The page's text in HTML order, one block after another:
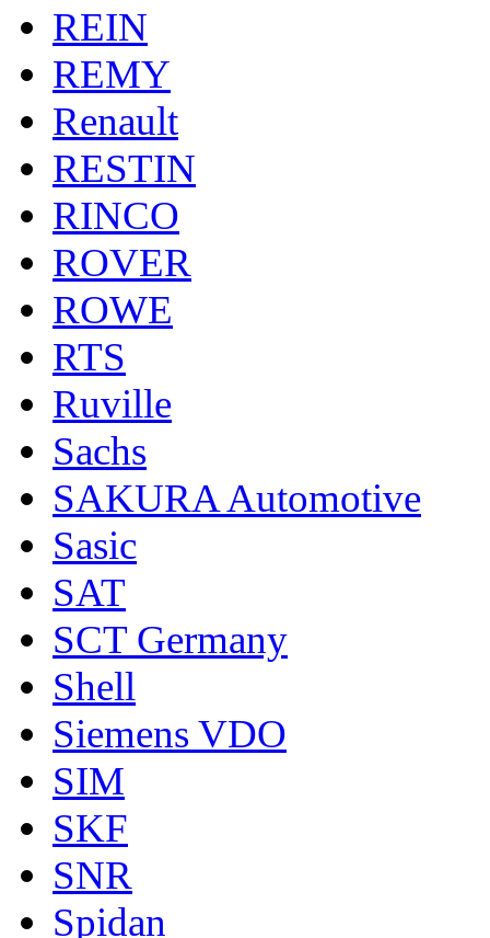
REIN
REMY
Renault
RESTIN
RINCO
ROVER
ROWE
RTS
Ruville
Sachs
SAKURA Automotive
Sasic
SAT
SCT Germany
Shell
Siemens VDO
SIM
SKF
SNR
Spidan